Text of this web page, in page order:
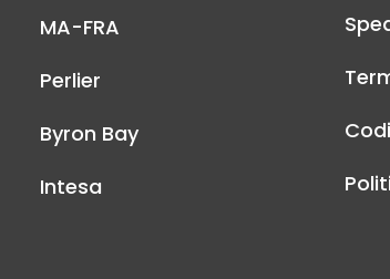
MA-FRA
Perlier
Byron Bay
Intesa